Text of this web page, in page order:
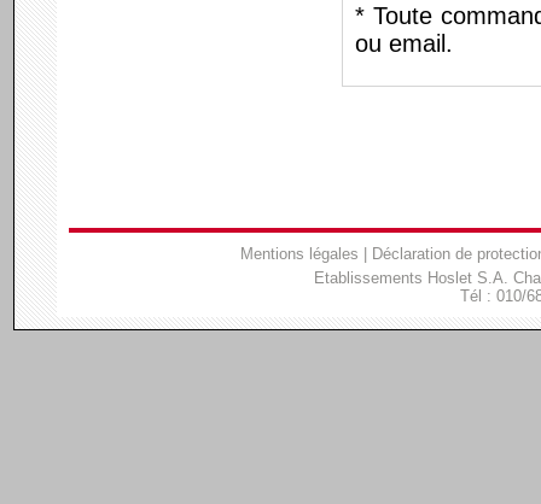
* Toute
ou email.
Mentions légales
Déclaration de
Etablissements Hoslet S.A.
Tél : 010/